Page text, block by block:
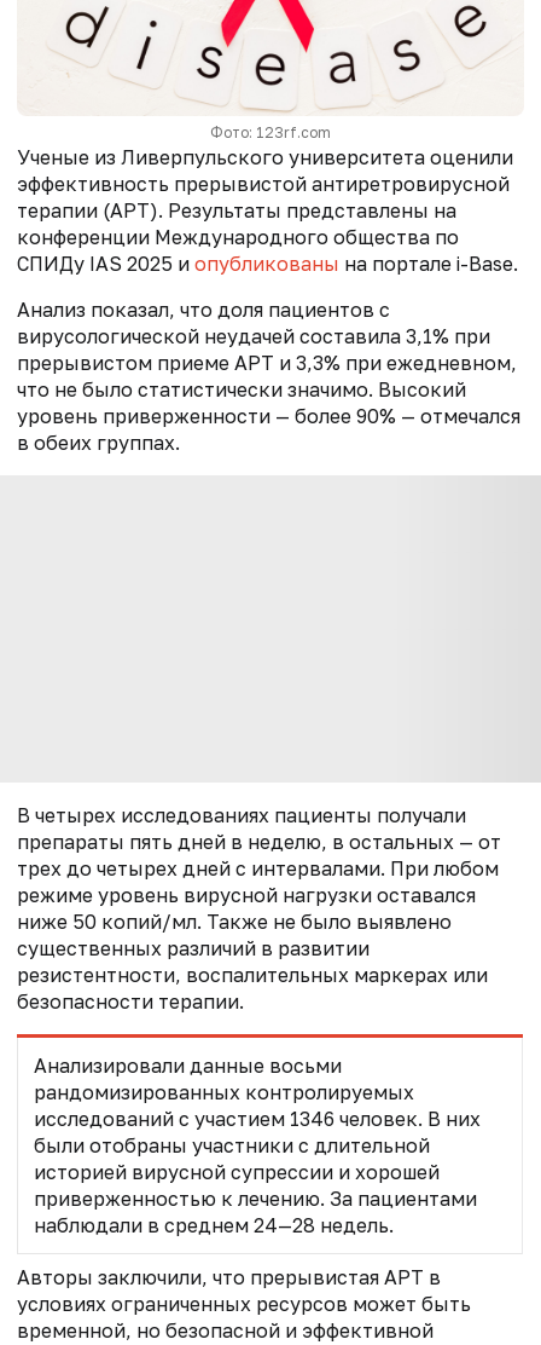
Фото: 123rf.com
Ученые из Ливерпульского университета оценили
эффективность прерывистой антиретровирусной
терапии (АРТ). Результаты представлены на
конференции Международного общества по
СПИДу IAS 2025 и опубликованы на портале i-Base.
Анализ показал, что доля пациентов с
вирусологической неудачей составила 3,1% при
прерывистом приеме АРТ и 3,3% при ежедневном,
что не было статистически значимо. Высокий
уровень приверженности — более 90% — отмечался
в обеих группах.
В четырех исследованиях пациенты получали
препараты пять дней в неделю, в остальных — от
трех до четырех дней с интервалами. При любом
режиме уровень вирусной нагрузки оставался
ниже 50 копий/мл. Также не было выявлено
существенных различий в развитии
резистентности, воспалительных маркерах или
безопасности терапии.
Анализировали данные восьми
рандомизированных контролируемых
исследований с участием 1346 человек. В них
были отобраны участники с длительной
историей вирусной супрессии и хорошей
приверженностью к лечению. За пациентами
наблюдали в среднем 24—28 недель.
Авторы заключили, что прерывистая АРТ в
условиях ограниченных ресурсов может быть
временной, но безопасной и эффективной